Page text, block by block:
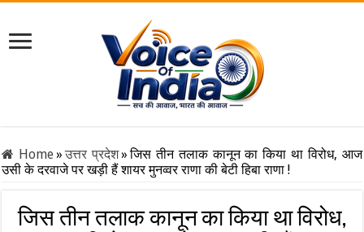
Home» उत्तर प्रदेश» जिस तीन तलाक कानून का किया था विरोध, आज
उसी के दरवाजे पर खड़ी हैं शायर मुनव्वर राणा की बेटी हिबा राणा !
जिस तीन तलाक कानून का किया था विरोध,